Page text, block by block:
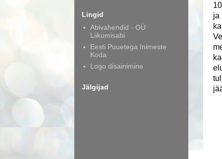
ja
Lingid
Abivahendid - OÜ
Liikumisabi
Eesti Puuetega Inimeste
Koda
Logo disainimine
Jälgijad